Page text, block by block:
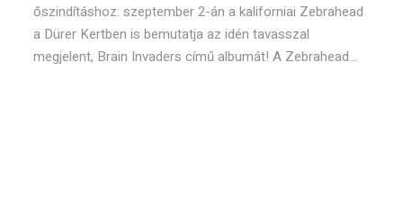
őszindításhoz: szeptember 2-án a kaliforniai Zebrahead
a Dürer Kertben is bemutatja az idén tavasszal
megjelent, Brain Invaders című albumát! A Zebrahead...